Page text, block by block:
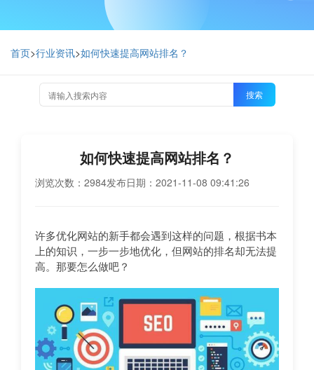
首页>行业资讯>如何快速提高网站排名？
搜索
如何快速提高网站排名？
浏览次数：2984发布日期：2021-11-08 09:41:26
许多优化网站的新手都会遇到这样的问题，根据书本
上的知识，一步一步地优化，但网站的排名却无法提
高。那要怎么做吧？